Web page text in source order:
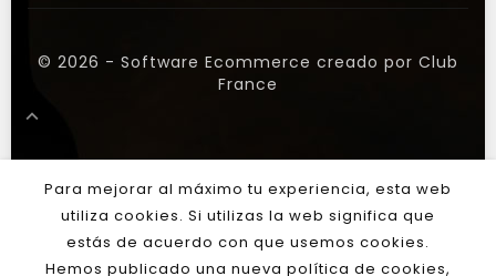
© 2026 - Software Ecommerce creado por Club
France

Para mejorar al máximo tu experiencia, esta web
utiliza cookies. Si utilizas la web significa que
estás de acuerdo con que usemos cookies.
Hemos publicado una nueva política de cookies,